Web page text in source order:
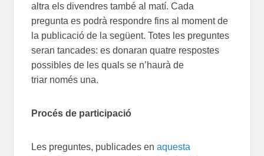
altraelsdivendres també al matí.Cada
pregunta es podrà respondre fins al moment de
la publicació de la següent. Totes les preguntes
seran tancades: es donaran quatre respostes
possibles de les quals se n’haurà de
triar només una.
Procés de participació
Les preguntes, publicades enaquesta